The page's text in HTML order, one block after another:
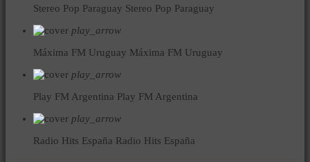
Stereo Pop Paraguay Stereo Pop Paraguay
play_arrow
Máxima FM Uruguay Máxima FM Uruguay
play_arrow
Play FM Argentina Play FM Argentina
play_arrow
Radio Hits España Radio Hits España